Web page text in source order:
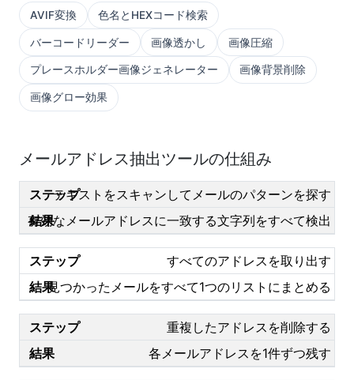
AVIF変換 色名とHEXコード検索
バーコードリーダー 画像透かし 画像圧縮
プレースホルダー画像ジェネレーター 画像背景削除
画像グロー効果
メールアドレス抽出ツールの仕組み
テキストをスキャンしてメールのパターンを探す
有効なメールアドレスに一致する文字列をすべて検出
すべてのアドレスを取り出す
見つかったメールをすべて1つのリストにまとめる
重複したアドレスを削除する
各メールアドレスを1件ずつ残す